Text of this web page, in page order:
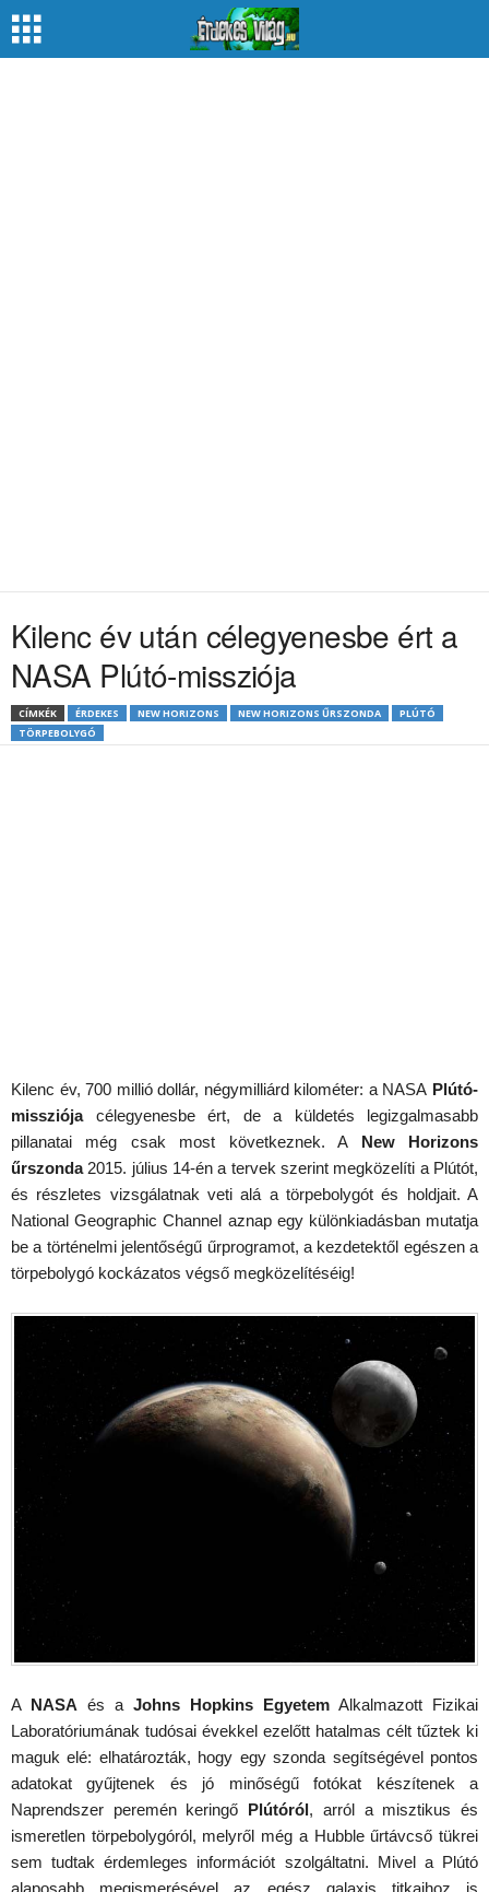
Kilenc év után célegyenesbe ért a
NASA Plútó-missziója
CÍMKÉK ÉRDEKES NEW HORIZONS NEW HORIZONS ŰRSZONDA
PLÚTÓ
TÖRPEBOLYGÓ
Kilenc év, 700 millió dollár, négymilliárd kilométer: a NASA Plútó-
missziójacélegyenesbe ért, de a küldetés legizgalmasabb
pillanatai még csak most következnek. A New Horizons
űrszonda2015. július 14-én a tervek szerint megközelíti a Plútót,
és részletes vizsgálatnak veti alá a törpebolygót és holdjait. A
National Geographic Channel aznap egy különkiadásban mutatja
be a történelmi jelentőségű űrprogramot, a kezdetektől egészen a
törpebolygó kockázatos végső megközelítéséig!
A NASA és a Johns Hopkins Egyetem Alkalmazott Fizikai
Laboratóriumának tudósai évekkel ezelőtt hatalmas célt tűztek ki
maguk elé: elhatározták, hogy egy szonda segítségével pontos
adatokat gyűjtenek és jó minőségű fotókat készítenek a
Naprendszer peremén keringő Plútóról, arról a misztikus és
ismeretlen törpebolygóról, melyről még a Hubble űrtávcső tükrei
sem tudtak érdemleges információt szolgáltatni. Mivel a Plútó
alaposabb megismerésével az egész galaxis titkaihoz is